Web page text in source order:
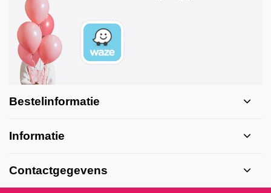
Bestelinformatie
Informatie
Contactgegevens